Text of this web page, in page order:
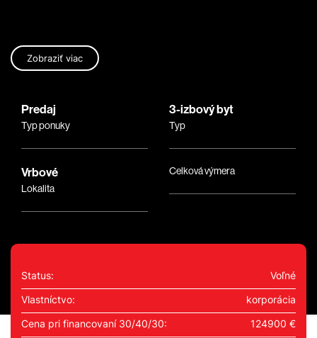
Zobraziť viac
Predaj
Typ ponuky
3-izbový byt
Typ
Vrbové
Lokalita
Celková výmera
Status: Voľné
Vlastníctvo: korporácia
Cena pri financovaní 30/40/30: 124900 €